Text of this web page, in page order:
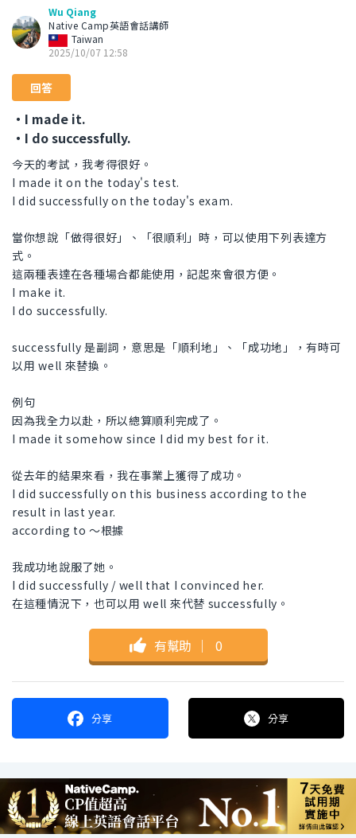
Wu Qiang
Native Camp英語會話講師
Taiwan
2025/10/07 12:58
回答
・I made it.
・I do successfully.
今天的考試，我考得很好。
I made it on the today's test.
I did successfully on the today's exam.
當你想說「做得很好」、「很順利」時，可以使用下列表達方
式。
這兩種表達在各種場合都能使用，記起來會很方便。
I make it.
I do successfully.
successfully 是副詞，意思是「順利地」、「成功地」，有時可
以用 well 來替換。
例句
因為我全力以赴，所以總算順利完成了。
I made it somehow since I did my best for it.
從去年的結果來看，我在事業上獲得了成功。
I did successfully on this business according to the
result in last year.
according to ～根據
我成功地說服了她。
I did successfully / well that I convinced her.
在這種情況下，也可以用 well 來代替 successfully。
有幫助 ｜ 0
分享 分享